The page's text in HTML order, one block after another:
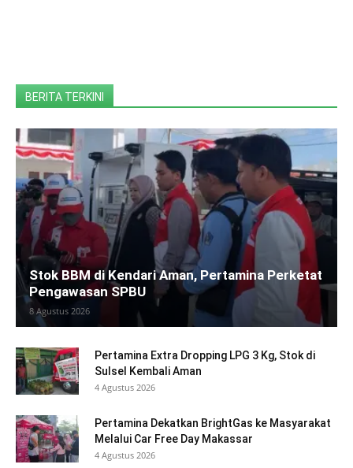
BERITA TERKINI
Stok BBM di Kendari Aman, Pertamina Perketat
Pengawasan SPBU
8 Agustus 2026
Pertamina Extra Dropping LPG 3 Kg, Stok di
Sulsel Kembali Aman
4 Agustus 2026
Pertamina Dekatkan BrightGas ke Masyarakat
Melalui Car Free Day Makassar
4 Agustus 2026